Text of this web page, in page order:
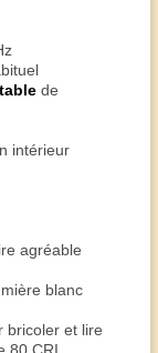
de
intérieur
agréable
blanc
bricoler et lire